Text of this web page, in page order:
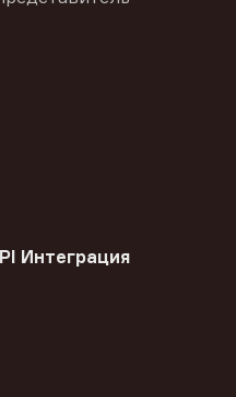
Интеграция